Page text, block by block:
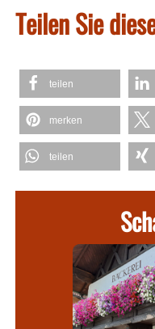
Teilen Sie
teilen
merken
teilen